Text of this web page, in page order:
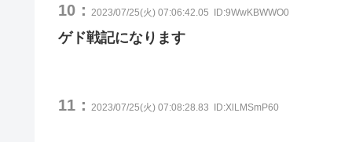
10： 2023/07/25(火) 07:06:42.05 ID:9WwKBWWO0
ゲド戦記になります
11： 2023/07/25(火) 07:08:28.83 ID:XlLMSmP60